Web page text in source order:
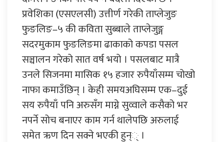
प्रवेशिका (एसएलसी) उत्तीर्ण गरेकी ताप्लेजुङ
फुङलिङ–५ की कविता सुब्बाले ताप्लेजुङ्ग
सदरमुकाम फुङलिङमा ढाकाको कपडा पसल
सञ्चालन गरेको सात वर्ष भयो । पसलबाट मात्रै
उनले सिजनमा मासिक १५ हजार रुपैयाँसम्म चोखो
नाफा कमाउँछिन् । केही समयअघिसम्म एक–दुई
सय रुपैयाँ पनि अरुसँग माग्ने सुव्वाले कसैको भर
नपर्ने सोच बनाएर काम गर्न थालेपछि अरुलाई
समेत ऋण दिन सक्ने भएकी हुन्् ।